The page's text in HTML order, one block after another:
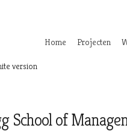
Home Projecten
version
School of